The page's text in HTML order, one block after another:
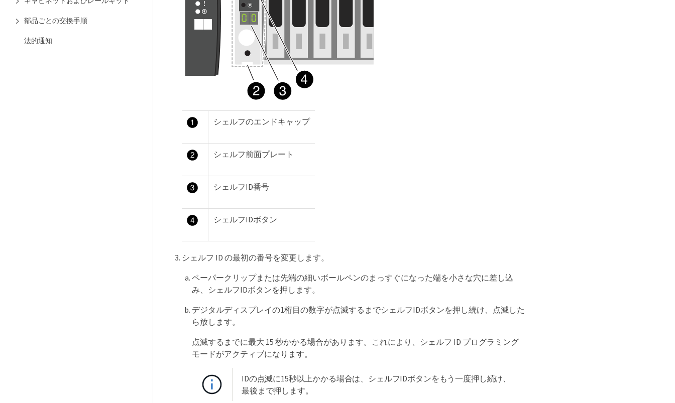
部品ごとの交換手順
法的通知
シェルフのエンドキャップ
シェルフ前面プレート
シェルフID番号
シェルフIDボタン
シェルフ ID の最初の番号を変更します。
ペーパークリップまたは先端の細いボールペンのまっすぐになった端を小さな穴に差し込
み、シェルフIDボタンを押します。
デジタルディスプレイの1桁目の数字が点滅するまでシェルフIDボタンを押し続け、点滅した
ら放します。
点滅するまでに最大 15 秒かかる場合があります。これにより、シェルフ ID プログラミング
モードがアクティブになります。
IDの点滅に15秒以上かかる場合は、シェルフIDボタンをもう一度押し続け、
最後まで押します。